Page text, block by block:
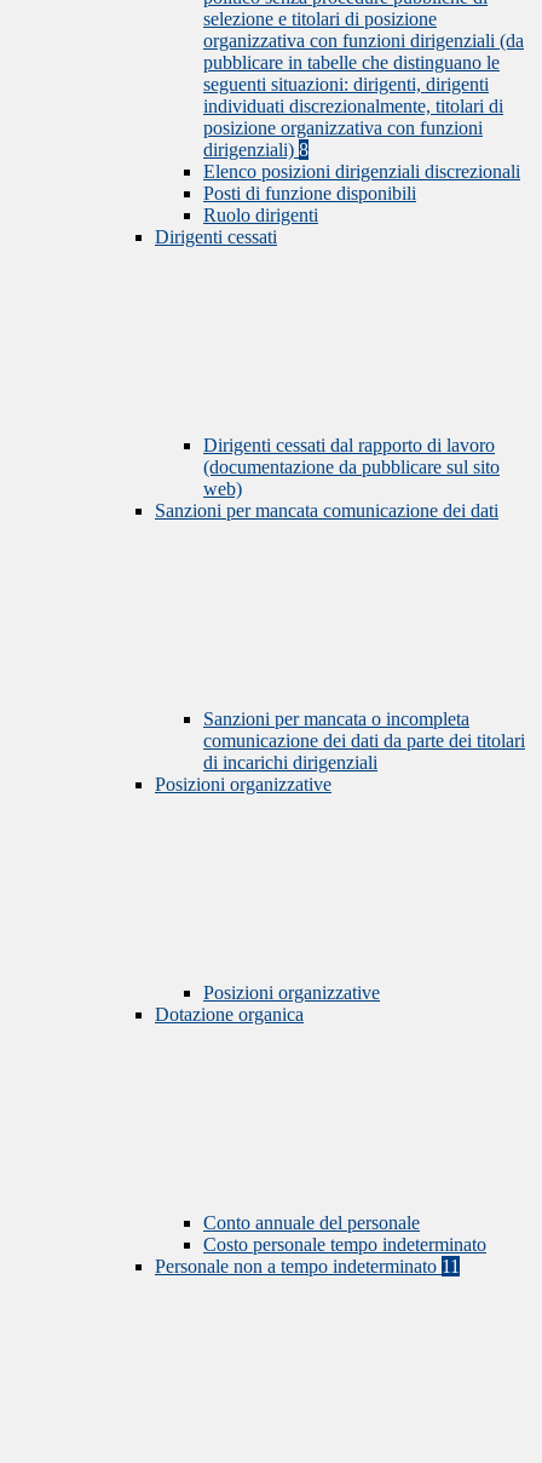
selezione e titolari di posizione
organizzativa con funzioni dirigenziali (da
pubblicare in tabelle che distinguano le
seguenti situazioni: dirigenti, dirigenti
individuati discrezionalmente, titolari di
posizione organizzativa con funzioni
dirigenziali) 8
Elenco posizioni dirigenziali discrezionali
Posti di funzione disponibili
Ruolo dirigenti
Dirigenti cessati
Dirigenti cessati dal rapporto di lavoro
(documentazione da pubblicare sul sito
web)
Sanzioni per mancata comunicazione dei dati
Sanzioni per mancata o incompleta
comunicazione dei dati da parte dei titolari
di incarichi dirigenziali
Posizioni organizzative
Posizioni organizzative
Dotazione organica
Conto annuale del personale
Costo personale tempo indeterminato
Personale non a tempo indeterminato 11